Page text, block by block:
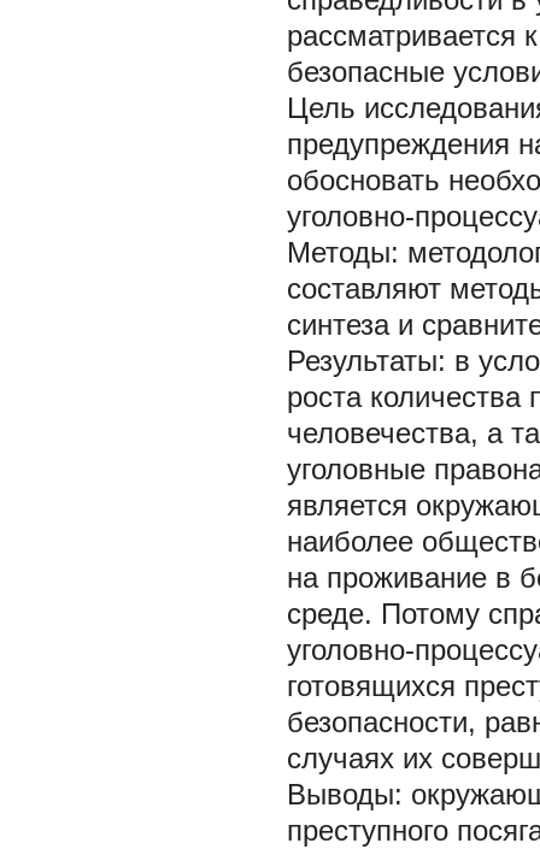
рассматривается
безопасные
Цель
предупреждения
обосновать
уголовно-
Методы:
составляют
синтеза и
Результаты: в
роста количества
человечества, а
уголовные
является
наиболее
на проживание в
среде. Потому
уголовно-
готовящихся
безопасности,
случаях их
Выводы:
преступного